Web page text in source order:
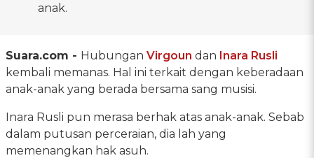
anak.
Suara.com - Hubungan Virgoun dan Inara Rusli
kembali memanas. Hal ini terkait dengan keberadaan
anak-anak yang berada bersama sang musisi.
Inara Rusli pun merasa berhak atas anak-anak. Sebab
dalam putusan perceraian, dia lah yang
memenangkan hak asuh.